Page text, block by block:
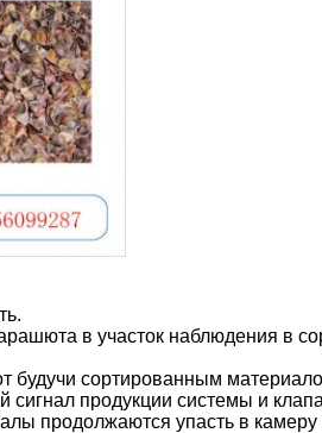
в участок наблюдения в
будучи сортированным
сигнал продукции системы и
продолжаются упасть в камеру